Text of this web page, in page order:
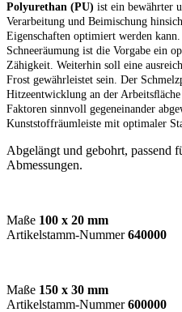
Polyurethan (PU) ist ein bewährter
Verarbeitung und Beimischung
Eigenschaften optimiert werden
Schneeräumung ist die Vorgabe ein
Zähigkeit. Weiterhin soll eine
Frost gewährleistet sein. Der
Hitzeentwicklung an der
Faktoren sinnvoll gegeneinander
Kunststoffräumleiste mit optimaler
Abgelängt und gebohrt, passend
Abmessungen.
Maße 100 x 20 mm
Artikelstamm-Nummer640000
Maße 150 x 30 mm
Artikelstamm-Nummer600000